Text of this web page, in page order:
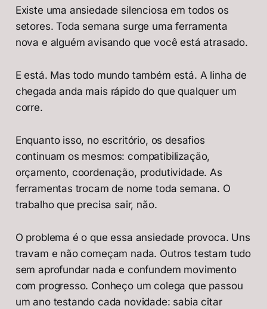
Existe uma ansiedade silenciosa em todos os
setores. Toda semana surge uma ferramenta
nova e alguém avisando que você está atrasado.
E está. Mas todo mundo também está. A linha de
chegada anda mais rápido do que qualquer um
corre.
Enquanto isso, no escritório, os desafios
continuam os mesmos: compatibilização,
orçamento, coordenação, produtividade. As
ferramentas trocam de nome toda semana. O
trabalho que precisa sair, não.
O problema é o que essa ansiedade provoca. Uns
travam e não começam nada. Outros testam tudo
sem aprofundar nada e confundem movimento
com progresso. Conheço um colega que passou
um ano testando cada novidade: sabia citar